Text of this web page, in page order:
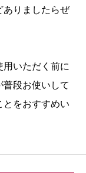
ありましたらぜ
用いただく前に
段お使いして
とをおすすめい